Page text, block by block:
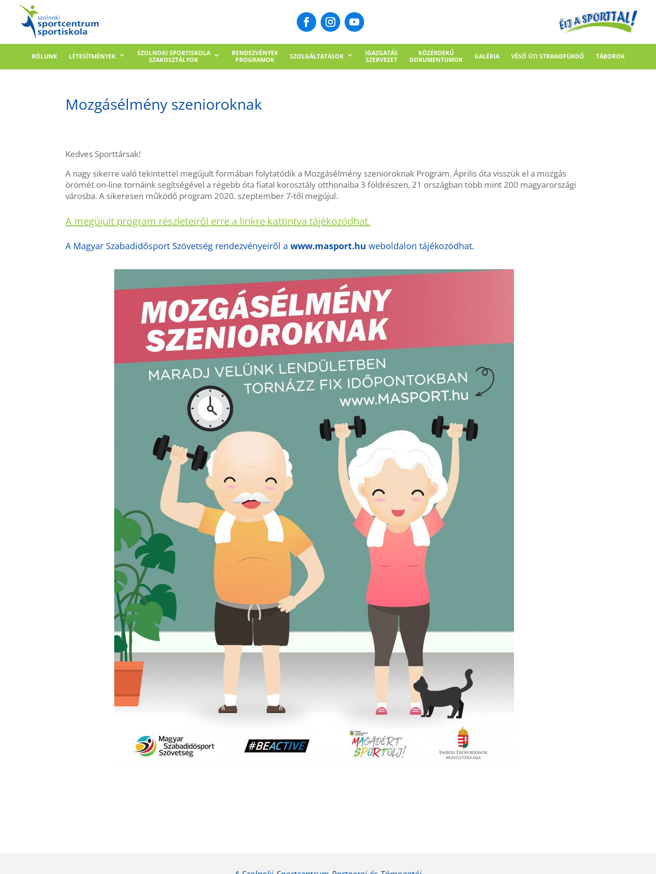
RÓLUNK LÉTESÍTMÉNYEK
SZOLNOKI SPORTISKOLA
SZAKOSZTÁLYOK
RENDEZVÉNYEK
PROGRAMOK
SZOLGÁLTATÁSOK
IGAZGATÁS
SZERVEZET
KÖZÉRDEKŰ
DOKUMENTUMOK
GALÉRIA VÉSŐ ÚTI STRANDFÜRDŐ TÁBOROK
Mozgásélmény szenioroknak
Kedves Sporttársak!
A nagy sikerre való tekintettel megújult formában folytatódik a Mozgásélmény szenioroknak Program. Április óta visszük el a mozgás
örömét on-line tornáink segítségével a régebb óta fiatal korosztály otthonaiba 3 földrészen, 21 országban több mint 200 magyarországi
városba. A sikeresen működő program 2020. szeptember 7-től megújul.
A megújult program részleteiről erre a linkre kattintva tájékozódhat.
A Magyar Szabadidősport Szövetség rendezvényeiről awww.masport.hu weboldalon tájékozódhat.